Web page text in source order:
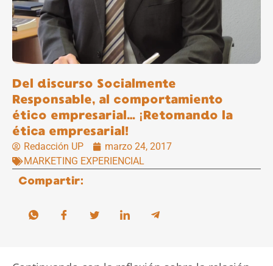
Del discurso Socialmente
Responsable, al comportamiento
ético empresarial… ¡Retomando la
ética empresarial!
Redacción UP
marzo 24, 2017
MARKETING EXPERIENCIAL
Compartir: